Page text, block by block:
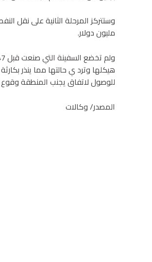
مليون دولار.
هيكلها وترد ي حالتها مما ينذر
للوصول لاتفاق يجنب المنطقة وقوع
المصدر/ وكالات